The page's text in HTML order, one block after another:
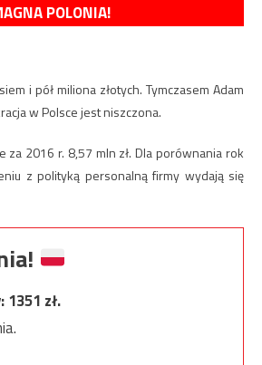
POLONIA!
i pół miliona złotych. Tymczasem Adam
w Polsce jest niszczona.
za 2016 r. 8,57 mln zł. Dla porównania rok
z polityką personalną firmy wydają się
1351 zł.